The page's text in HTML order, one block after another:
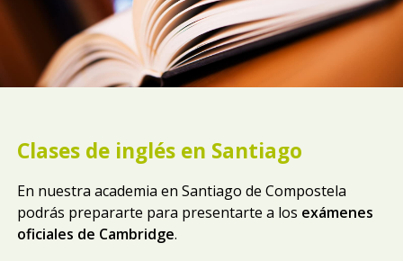
Clases de inglés en Santiago
En nuestra academia en Santiago de Compostela
podrás prepararte para presentarte a los exámenes
oficiales de Cambridge.